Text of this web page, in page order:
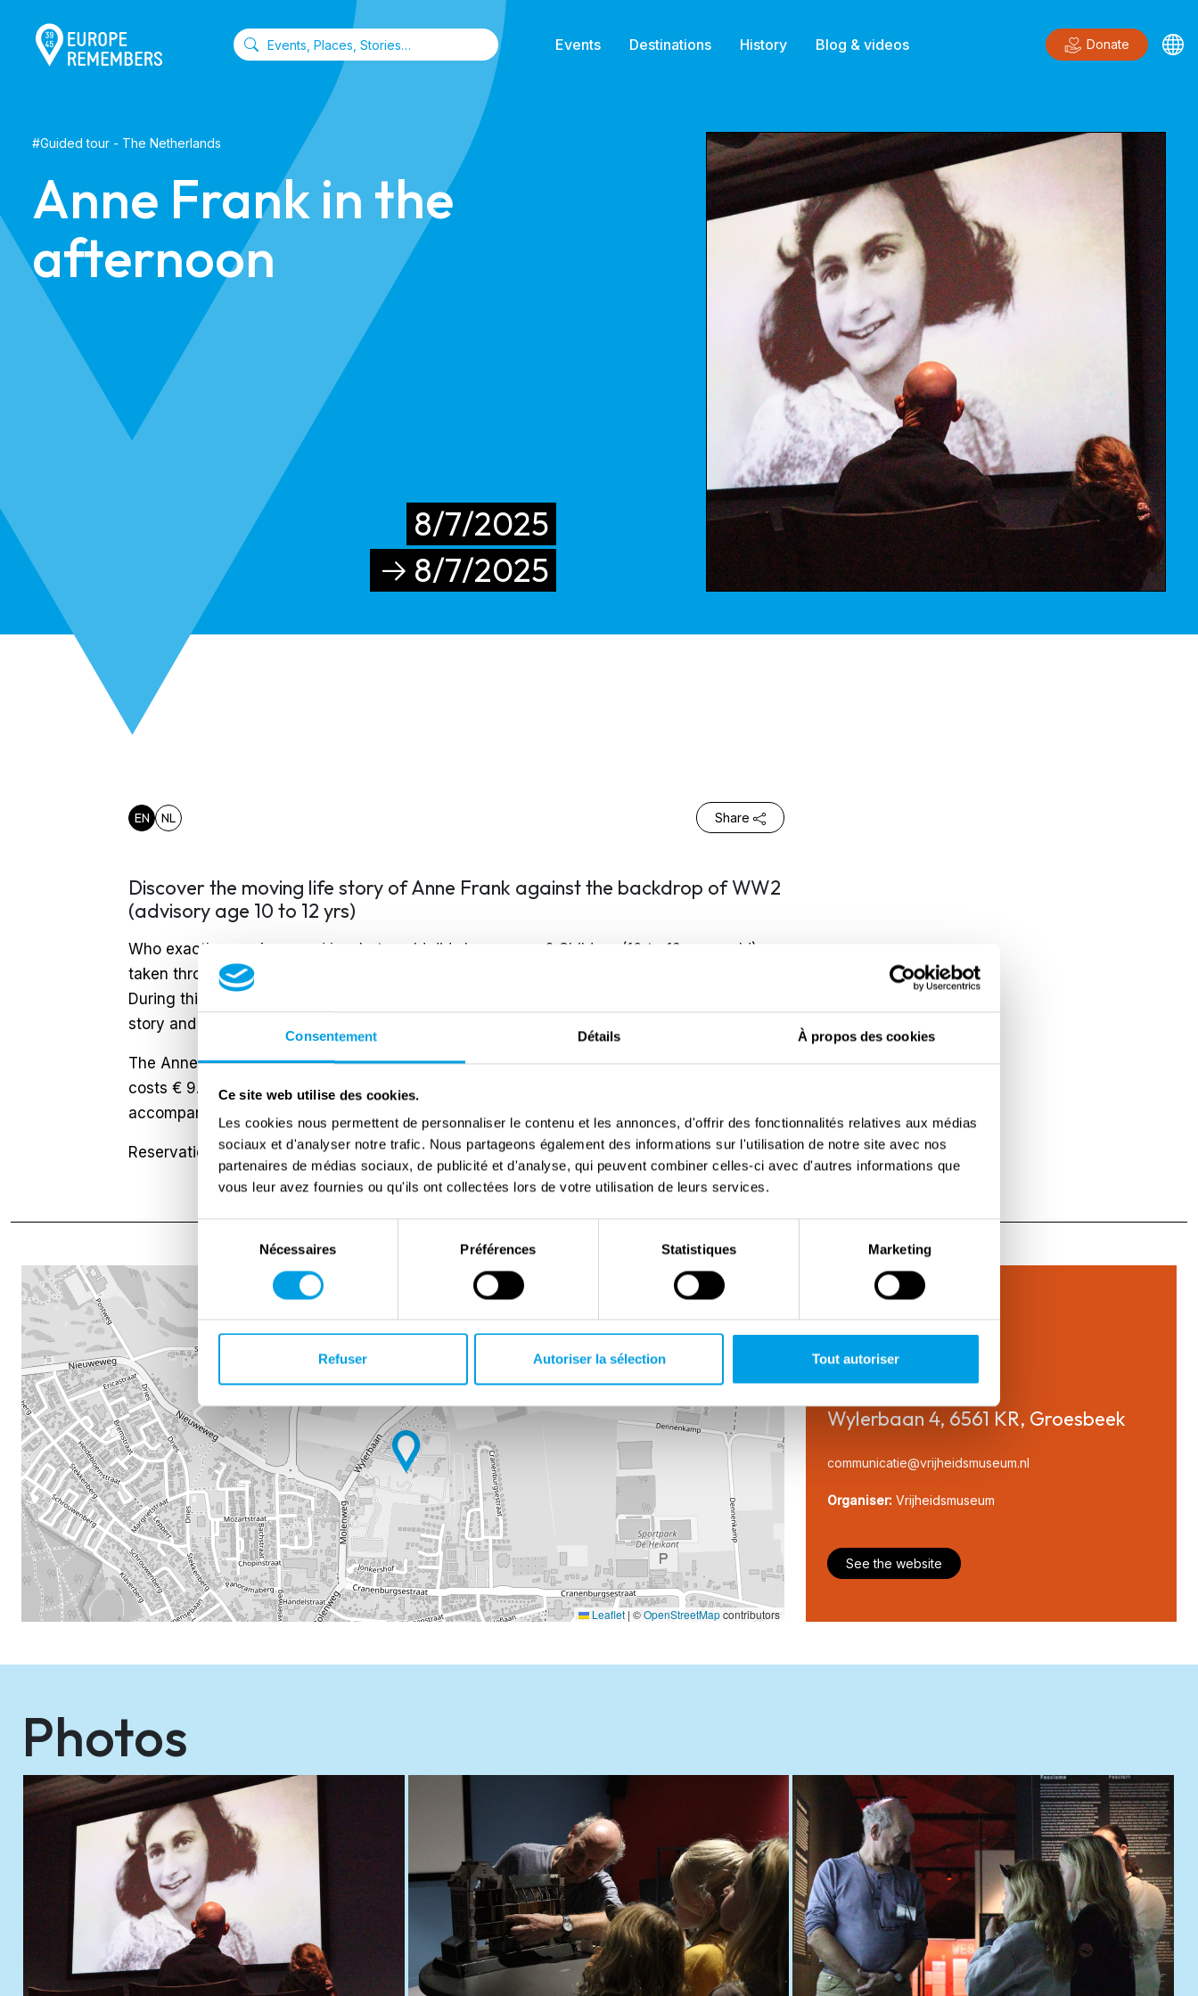
Consentement Détails À propos des cookies
Ce site web utilise des cookies.
Les cookies nous permettent de personnaliser le contenu et les annonces, d'offrir des fonctionnalités relatives aux médias
sociaux et d'analyser notre trafic. Nous partageons également des informations sur l'utilisation de notre site avec nos
partenaires de médias sociaux, de publicité et d'analyse, qui peuvent combiner celles-ci avec d'autres informations que
vous leur avez fournies ou qu'ils ont collectées lors de votre utilisation de leurs services.
consentement
Nécessaires Préférences Statistiques Marketing
Refuser Autoriser la sélection Tout autoriser
Events Destinations History Blog & videos Donate
#Guided tour - The Netherlands
Anne Frank in the
afternoon
8/7/2025
8/7/2025
EN NL Share
Discover the moving life story of Anne Frank against the backdrop of WW2
(advisory age 10 to 12 yrs)
Who exactly was Anne and in what world did she grow up? Children (10 to 12 years old) are
taken through the story of Anne Frank and the Freedom Museum using different themes.
During this interactive and educational afternoon, children also learn more about Anne's
story and World War II.
The Anne Frank afternoon starts at 14.00 and finishes at 16.00 at the latest. Participation
costs € 9.00 p.p. (also applies to accompanying parents or grandparents, maximum 1
accompanying person per registration). The Museum Card is valid.
Reservations are required and can be made via thiswebsite.
−
Leaflet | ©OpenStreetMapcontributors
Wylerbaan 4, 6561 KR, Groesbeek
communicatie@vrijheidsmuseum.nl
Organiser: Vrijheidsmuseum
See the website
Photos